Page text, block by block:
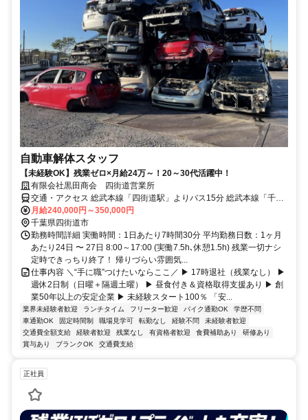
自動車解体スタッフ
【未経験OK】残業ゼロ×月給24万～！20～30代活躍中！
有限会社黒田商会 四街道営業所
交通・アクセス 総武本線「四街道駅」よりバス15分 総武本線「千葉
駅」より車30分 総武本線「佐倉駅」より車30分
月給240,000円～350,000円
千葉県四街道市
勤務時間詳細 実働時間：1日あたり7時間30分 平均勤務日数：1ヶ月
あたり24日 〜 27日 8:00～17:00 (実働7.5h､休憩1.5h) 残業一切ナシ
定時できっちり終了！ 帰りづらい雰囲気...
仕事内容 ＼“手に職”つけたいならここ／ ▶ 17時退社（残業なし） ▶
週休2日制（日曜＋隔週土曜） ▶ 昼食付き＆資格取得支援あり ▶ 創
業50年以上の安定企業 ▶ 未経験スタート100％ 「安...
業界未経験者歓迎 ランチタイム フリーター歓迎 バイク通勤OK
学歴不問
車通勤OK
固定時間制 職場見学可 転勤なし 経験不問
未経験者歓迎
交通費全額支給
経験者歓迎 残業なし 有資格者歓迎 食費補助あり
研修あり
賞与あり
ブランクOK 交通費支給
正社員